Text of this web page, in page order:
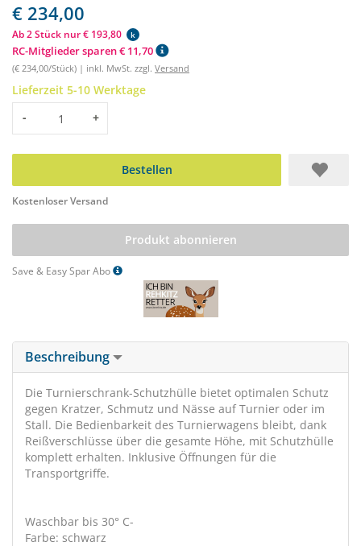
€ 234,00
Ab 2 Stück nur € 193,80 k
RC-Mitglieder sparen € 11,70
(€ 234,00/Stück) | inkl. MwSt. zzgl. Versand
Lieferzeit 5-10 Werktage
Menge
- +
Bestellen
Kostenloser Versand
Produkt abonnieren
Save & Easy Spar Abo
Beschreibung
Die Turnierschrank-Schutzhülle bietet optimalen Schutz
gegen Kratzer, Schmutz und Nässe auf Turnier oder im
Stall. Die Bedienbarkeit des Turnierwagens bleibt, dank
Reißverschlüsse über die gesamte Höhe, mit Schutzhülle
komplett erhalten. Inklusive Öffnungen für die
Transportgriffe.
Waschbar bis 30° C-
Farbe: schwarz